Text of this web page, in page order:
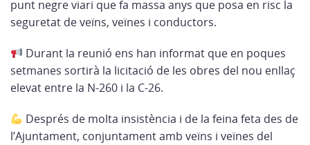
punt negre viari que fa massa anys que posa en risc la
seguretat de veïns, veïnes i conductors.
Durant la reunió ens han informat que en poques
setmanes sortirà la licitació de les obres del nou enllaç
elevat entre la N-260 i la C-26.
Després de molta insistència i de la feina feta des de
l’Ajuntament, conjuntament amb veïns i veïnes del